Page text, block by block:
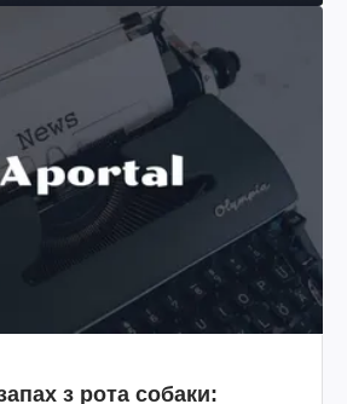
з рота собаки: